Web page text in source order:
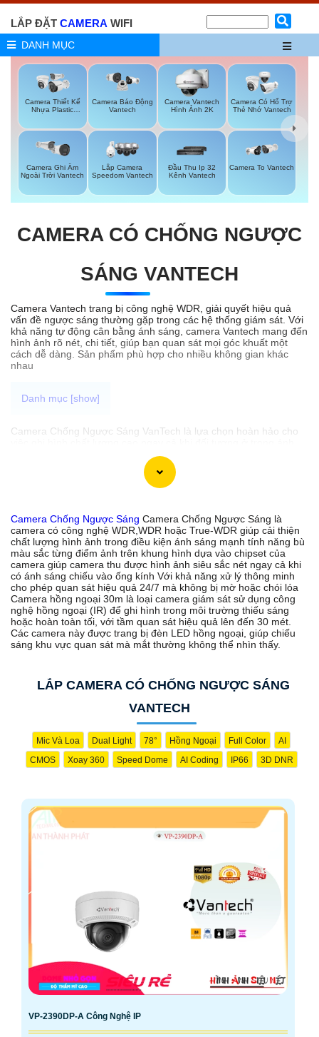
LẮP ĐẶT CAMERA WIFI
DANH MỤC
Camera Thiết Kế
Nhựa Plastic
Camera Báo Động
Vantech
Camera Vantech
Hình Ảnh 2K
Camera Có Hổ Trợ
Thẻ Nhớ Vantech
Camera Ghi Âm
Ngoài Trời Vantech
Lắp Camera
Speedom Vantech
Đầu Thu Ip 32
Kênh Vantech
Camera To Vantech
CAMERA CÓ CHỐNG NGƯỢC
SÁNG VANTECH
Camera Vantech trang bị công nghệ WDR, giải quyết hiệu quả
vấn đề ngược sáng thường gặp trong các hệ thống giám sát. Với
khả năng tự động cân bằng ánh sáng, camera Vantech mang đến
hình ảnh rõ nét, chi tiết, giúp bạn quan sát mọi góc khuất một
cách dễ dàng. Sản phẩm phù hợp cho nhiều không gian khác
nhau
Camera Chống Ngược Sáng VanTech là lựa chọn hoàn hảo cho
sáng mạnh . Với thông số WDR,WDR hoặc True-WDR có thể yên
tâm khi lắp đặt camera trong nhà, kho hàng hay cửa hàng, để
luôn đảm bảo thu video rõ ràng và chi tiết.
'Camera Chống Ngược Sáng Camera Chống Ngược Sáng là
camera có công nghệ WDR,WDR hoặc True-WDR giúp cải thiện
chất lượng hình ảnh trong điều kiện ánh sáng mạnh tính năng bù
màu sắc từng điểm ảnh trên khung hình dựa vào chipset của
camera giúp camera thu được hình ảnh siêu sắc nét ngay cả khi
có ánh sáng chiếu vào ống kính Với khả năng xử lý thông minh
cho phép quan sát hiệu quả 24/7 mà không bị mờ hoặc chói lóa
Camera hồng ngoại 30m là loại camera giám sát sử dụng công
nghệ hồng ngoại (IR) để ghi hình trong môi trường thiếu sáng
hoặc hoàn toàn tối, với tầm quan sát hiệu quả lên đến 30 mét.
Các camera này được trang bị đèn LED hồng ngoại, giúp chiếu
sáng khu vực quan sát mà mắt thường không thể nhìn thấy.
LẮP CAMERA CÓ CHỐNG NGƯỢC SÁNG
VANTECH
Mic Và Loa Dual Light 78° Hồng Ngoại Full Color
AI
CMOS
Xoay 360 Speed Dome AI Coding IP66 3D DNR
VP-2390DP-A Công Nghệ IP